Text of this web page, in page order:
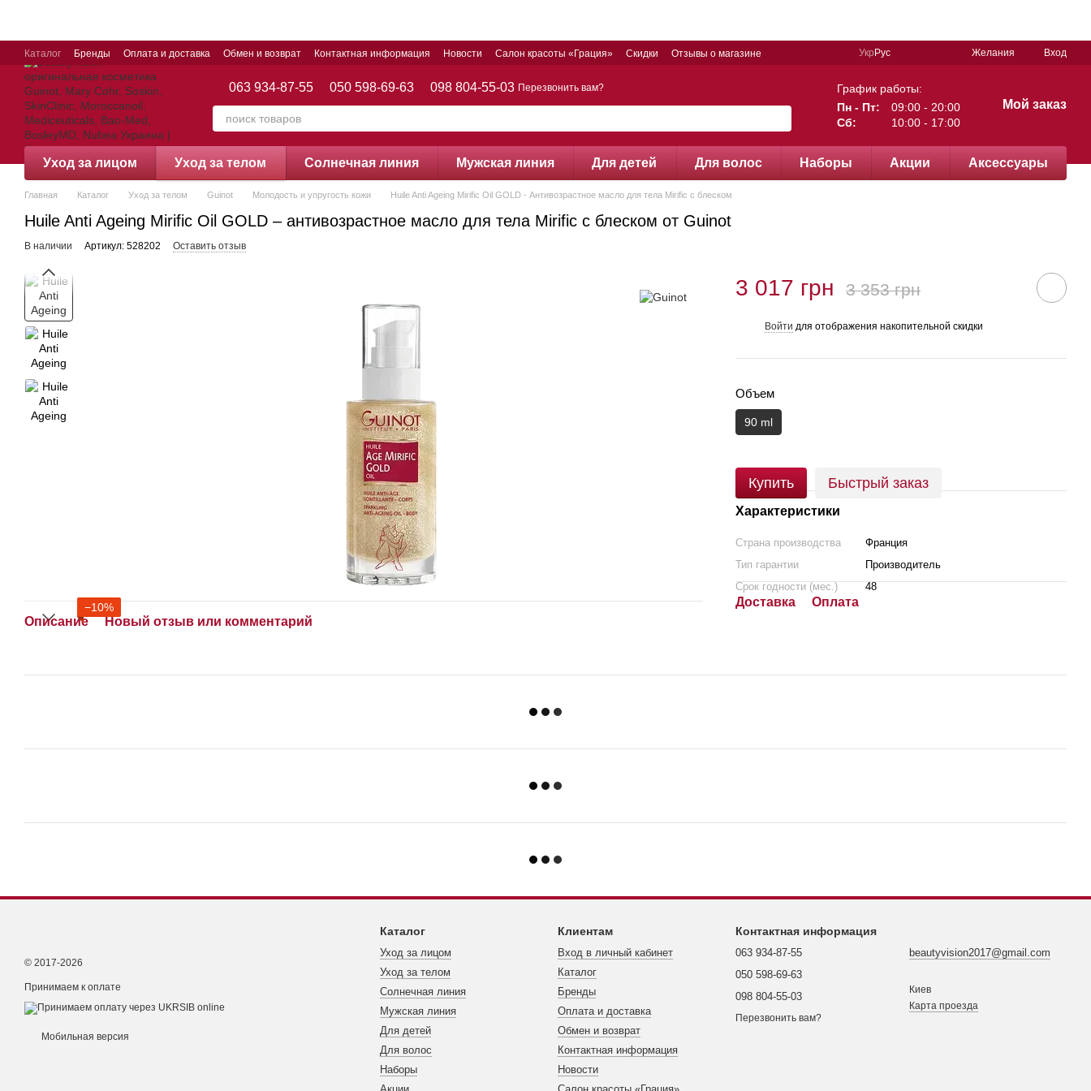
Каталог Бренды Оплата и доставка Обмен и возврат Контактная информация Новости Салон красоты «Грация» Скидки Отзывы о магазине Укр Рус Желания Вход
063 934-87-55 050 598-69-63 098 804-55-03 Перезвонить вам?
График работы:
Пн - Пт:
09:00 - 20:00
Сб:
10:00 - 17:00
Мой заказ
Уход за лицом Уход за телом Cолнечная линия Мужская линия Для детей Для волос Наборы Акции Аксессуары
Главная Каталог Уход за телом Guinot Молодость и упругость кожи Huile Anti Ageing Mirific Oil GOLD - Антивозрастное масло для тела Mirific с блеском
Huile Anti Ageing Mirific Oil GOLD – антивозрастное масло для тела Mirific с блеском от Guinot
В наличии Артикул: 528202 Оставить отзыв
−10%
Описание Новый отзыв или комментарий
3 017 грн 3 353 грн
Войти для отображения накопительной скидки
Объем
90 ml
Купить Быстрый заказ
Характеристики
Страна производства
Франция
Тип гарантии
Производитель
Срок годности (мес.)
48
Доставка Оплата
© 2017-2026
Принимаем к оплате
Мобильная версия
Каталог
Уход за лицом
Уход за телом
Cолнечная линия
Мужская линия
Для детей
Для волос
Наборы
Клиентам
Вход в личный кабинет
Каталог
Бренды
Оплата и доставка
Обмен и возврат
Контактная информация
Новости
Контактная информация
063 934-87-55
050 598-69-63
098 804-55-03
Перезвонить вам?
beautyvision2017@gmail.com
Киев
Карта проезда